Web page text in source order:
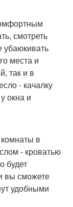
смотреть
убаюкивать
места и
так и в
- качалку
окна и
в
- кроватью
будет
вы сможете
удобными